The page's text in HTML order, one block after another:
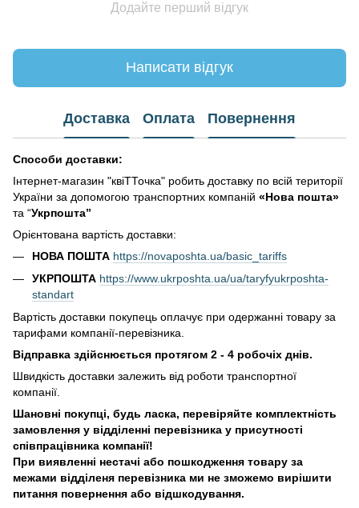
Додайте перший відгук
Написати відгук
Доставка Оплата Повернення
Способи доставки:
Інтернет-магазин "квіТТочка" робить доставку по всій території
України за допомогою транспортних компаній «Нова пошта»
та “Укрпошта”
Орієнтована вартість доставки:
НОВА ПОШТА https://novaposhta.ua/basic_tariffs
УКРПОШТА https://www.ukrposhta.ua/ua/taryfyukrposhta-
standart
Вартість доставки покупець оплачує при одержанні товару за
тарифами компанії-перевізника.
Відправка здійснюється протягом 2 - 4 робочіх днів.
Швидкість доставки залежить від роботи транспортної
компанії.
Шановні покупці, будь ласка, перевіряйте комплектність
замовлення у відділенні перевізника у присутності
співпрацівника компанії!
При виявленні нестачі або пошкодження товару за
межами відділеня перевізника ми не зможемо вирішити
питання повернення або відшкодування.